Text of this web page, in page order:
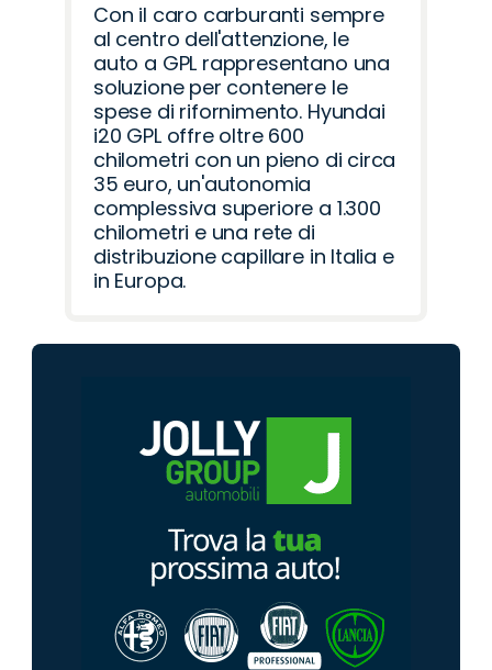
Con il caro carburanti sempre
al centro dell'attenzione, le
auto a GPL rappresentano una
soluzione per contenere le
spese di rifornimento. Hyundai
i20 GPL offre oltre 600
chilometri con un pieno di circa
35 euro, un'autonomia
complessiva superiore a 1.300
chilometri e una rete di
distribuzione capillare in Italia e
in Europa.